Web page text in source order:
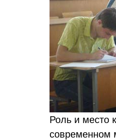
Роль и место
современном